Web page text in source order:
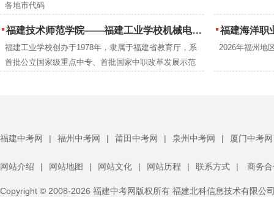
各地市代码
福建技术师范学院——福建工业学校机械电子工程专业中职本科“3+4”贯通培养招生
福建工业学校创办于1978年，隶属于福建省教育厅，系
首批公立国家级重点中专、首批国家中职改革发展示范
福建海洋职业技
2026年福州地
福建中考网 | 福州中考网 | 莆田中考网 | 泉州中考网 | 厦门中考网
网站介绍 | 网站地图 | 网站文化 | 网站历程 | 联系方式 | 商务
Copyright © 2008-2026 福建中考网版权所有 福建北科信息技术有限公